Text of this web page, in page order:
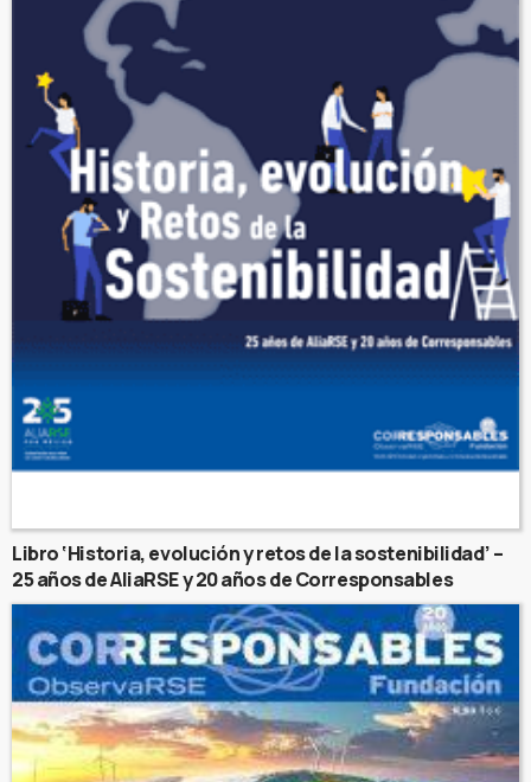
Libro ‘Historia, evolución y retos de la sostenibilidad’ –
25 años de AliaRSE y 20 años de Corresponsables